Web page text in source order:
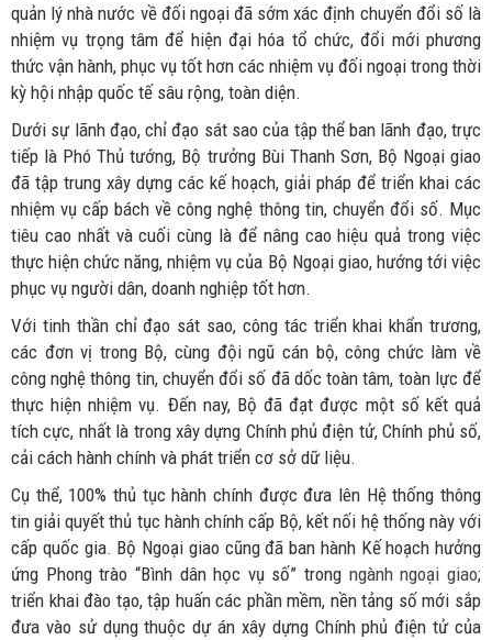
quản lý nhà nước về đối ngoại đã sớm xác định chuyển đổi số là
nhiệm vụ trọng tâm để hiện đại hóa tổ chức, đổi mới phương
thức vận hành, phục vụ tốt hơn các nhiệm vụ đối ngoại trong thời
kỳ hội nhập quốc tế sâu rộng, toàn diện.
Dưới sự lãnh đạo, chỉ đạo sát sao của tập thể ban lãnh đạo, trực
tiếp là Phó Thủ tướng, Bộ trưởng Bùi Thanh Sơn, Bộ Ngoại giao
đã tập trung xây dựng các kế hoạch, giải pháp để triển khai các
nhiệm vụ cấp bách về công nghệ thông tin, chuyển đổi số. Mục
tiêu cao nhất và cuối cùng là để nâng cao hiệu quả trong việc
thực hiện chức năng, nhiệm vụ của Bộ Ngoại giao, hướng tới việc
phục vụ người dân, doanh nghiệp tốt hơn.
Với tinh thần chỉ đạo sát sao, công tác triển khai khẩn trương,
các đơn vị trong Bộ, cùng đội ngũ cán bộ, công chức làm về
công nghệ thông tin, chuyển đổi số đã dốc toàn tâm, toàn lực để
thực hiện nhiệm vụ. Đến nay, Bộ đã đạt được một số kết quả
tích cực, nhất là trong xây dựng Chính phủ điện tử, Chính phủ số,
cải cách hành chính và phát triển cơ sở dữ liệu.
Cụ thể, 100% thủ tục hành chính được đưa lên Hệ thống thông
tin giải quyết thủ tục hành chính cấp Bộ, kết nối hệ thống này với
cấp quốc gia. Bộ Ngoại giao cũng đã ban hành Kế hoạch hưởng
ứng Phong trào “Bình dân học vụ số” trong ngành ngoại giao;
triển khai đào tạo, tập huấn các phần mềm, nền tảng số mới sắp
đưa vào sử dụng thuộc dự án xây dựng Chính phủ điện tử của